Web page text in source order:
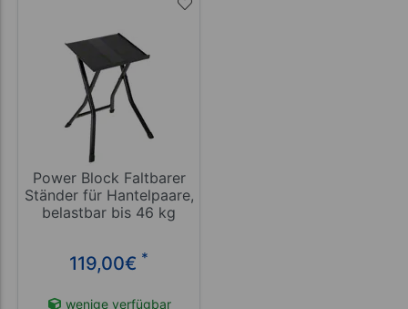
Power Block Faltbarer
Ständer für Hantelpaare,
belastbar bis 46 kg
119,00€ *
wenige verfügbar